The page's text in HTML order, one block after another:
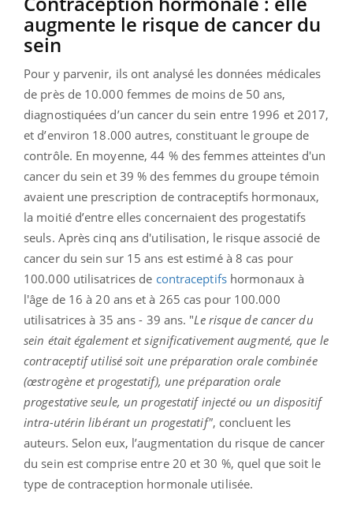
augmente le risque de cancer du
sein
Pour y parvenir, ils ont analysé les données médicales
de près de 10.000 femmes de moins de 50 ans,
diagnostiquées d’un cancer du sein entre 1996 et 2017,
et d’environ 18.000 autres, constituant le groupe de
contrôle. En moyenne, 44 % des femmes atteintes d'un
cancer du sein et 39 % des femmes du groupe témoin
avaient une prescription de contraceptifs hormonaux,
la moitié d’entre elles concernaient des progestatifs
seuls. Après cinq ans d'utilisation, le risque associé de
cancer du sein sur 15 ans est estimé à 8 cas pour
100.000 utilisatrices de contraceptifshormonaux à
l'âge de 16 à 20 ans et à 265 cas pour 100.000
utilisatrices à 35 ans - 39 ans. "Le risque de cancer du
sein était également et significativement augmenté, que le
contraceptif utilisé soit une préparation orale combinée
(œstrogène et progestatif), une préparation orale
progestative seule, un progestatif injecté ou un dispositif
intra-utérin libérant un progestatif", concluent les
auteurs. Selon eux, l’augmentation du risque de cancer
du sein est comprise entre 20 et 30 %, quel que soit le
type de contraception hormonale utilisée.